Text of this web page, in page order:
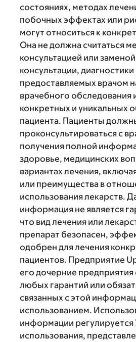
состояниях, методах
побочных эффектах или
могут относиться к
Она не должна считаться
консультацией или
консультации,
предоставляемых врачом
врачебного обследования
конкретных и уникальных
пациента. Пациенты
проконсультироваться с
получения полной
здоровье, медицинских
вариантах лечения,
или преимущества в
использования лекарств.
информация не является
что вид лечения или
препарат безопасен,
одобрен для лечения
пациентов. Предприятие
его дочерние предприятия
любых гарантий или
связанных с этой
использованием.
информации регулируется
использования,